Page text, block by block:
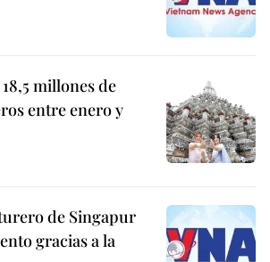
millones de
entre enero y
de Singapur
gracias a la